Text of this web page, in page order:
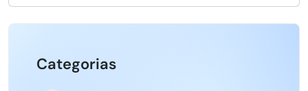
Categorias